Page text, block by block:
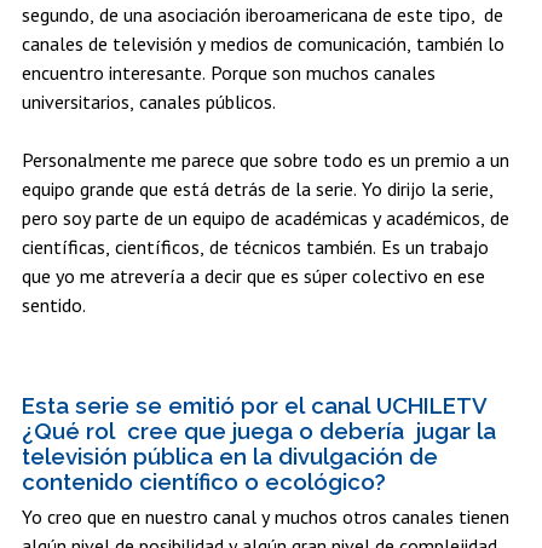
segundo, de una asociación iberoamericana de este tipo, de
canales de televisión y medios de comunicación, también lo
encuentro interesante. Porque son muchos canales
universitarios, canales públicos.
Personalmente me parece que sobre todo es un premio a un
equipo grande que está detrás de la serie. Yo dirijo la serie,
pero soy parte de un equipo de académicas y académicos, de
científicas, científicos, de técnicos también. Es un trabajo
que yo me atrevería a decir que es súper colectivo en ese
sentido.
Esta serie se emitió por el canal UCHILETV
¿Qué rol cree que juega o debería jugar la
televisión pública en la divulgación de
contenido científico o ecológico?
Yo creo que en nuestro canal y muchos otros canales tienen